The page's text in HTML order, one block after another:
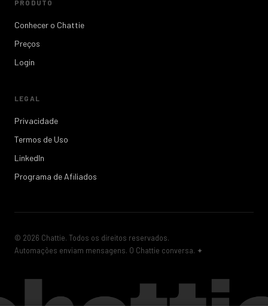
PRODUTO
Conhecer o Chattie
Preços
Login
LEGAL
Privacidade
Termos de Uso
LinkedIn
Programa de Afiliados
© 2026 Chattie. Todos os direitos reservados.
Automações enviam mensagens. O Chattie conversa. ✦